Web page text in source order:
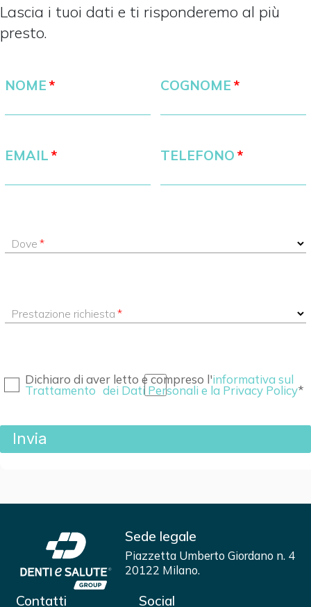
Lascia i tuoi dati e ti risponderemo al più
presto.
NOME COGNOME
EMAIL TELEFONO
Dove
Prestazione richiesta
Dichiaro di aver letto e compreso l'informativa sul
Trattamento dei Dati Personali e la Privacy Policy
Sede legale
Piazzetta Umberto Giordano n. 4
20122 Milano.
Contatti Social